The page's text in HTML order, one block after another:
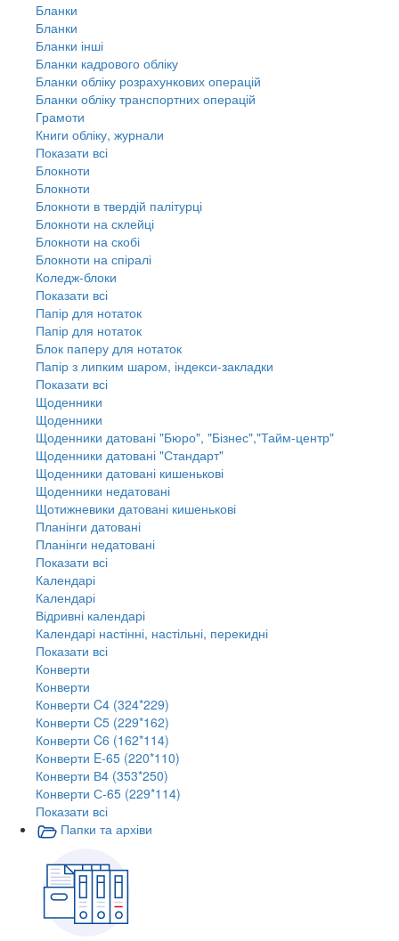
Бланки
Бланки
Бланки інші
Бланки кадрового обліку
Бланки обліку розрахункових операцій
Бланки обліку транспортних операцій
Грамоти
Книги обліку, журнали
Показати всі
Блокноти
Блокноти
Блокноти в твердій палітурці
Блокноти на склейці
Блокноти на скобі
Блокноти на спіралі
Коледж-блоки
Показати всі
Папір для нотаток
Папір для нотаток
Блок паперу для нотаток
Папір з липким шаром, індекси-закладки
Показати всі
Щоденники
Щоденники
Щоденники датовані "Бюро", "Бізнес","Тайм-центр"
Щоденники датовані "Стандарт"
Щоденники датовані кишенькові
Щоденники недатовані
Щотижневики датовані кишенькові
Планінги датовані
Планінги недатовані
Показати всі
Календарі
Календарі
Відривні календарі
Календарі настінні, настільні, перекидні
Показати всі
Конверти
Конверти
Конверти C4 (324*229)
Конверти C5 (229*162)
Конверти C6 (162*114)
Конверти E-65 (220*110)
Конверти В4 (353*250)
Конверти С-65 (229*114)
Показати всі
Папки та архіви